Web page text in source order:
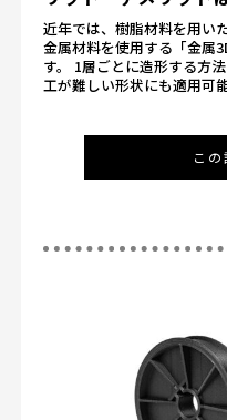
近年では、樹脂材料を用い
金属材料を使用する「金属
す。 1層ごとに造形する方
工が難しい形状にも適用
こ